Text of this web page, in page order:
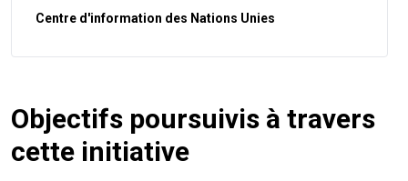
Centre d'information des Nations Unies
Objectifs poursuivis à travers
cette initiative